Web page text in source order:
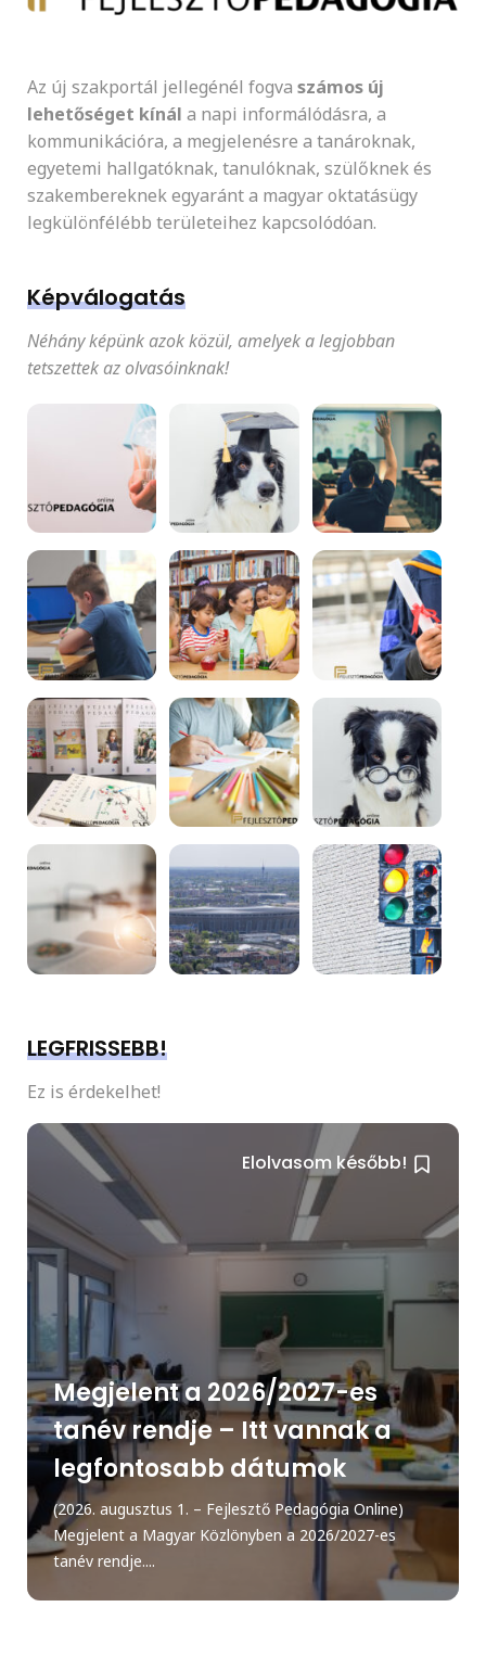
Az új szakportál jellegénél fogva számos új
lehetőséget kínál a napi informálódásra, a
kommunikációra, a megjelenésre a tanároknak,
egyetemi hallgatóknak, tanulóknak, szülőknek és
szakembereknek egyaránt a magyar oktatásügy
legkülönfélébb területeihez kapcsolódóan.
Képválogatás
Néhány képünk azok közül, amelyek a legjobban
tetszettek az olvasóinknak!
LEGFRISSEBB!
Ez is érdekelhet!
Elolvasom később!
Megjelent a 2026/2027-es
tanév rendje – Itt vannak a
legfontosabb dátumok
(2026. augusztus 1. – Fejlesztő Pedagógia Online)
Megjelent a Magyar Közlönyben a 2026/2027-es
tanév rendje....